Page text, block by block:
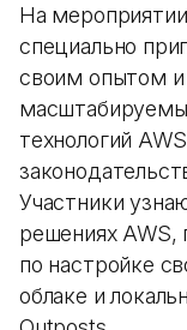
На
специально
своим опытом и
технологий
Участники
решениях AWS,
по настройке
облаке и